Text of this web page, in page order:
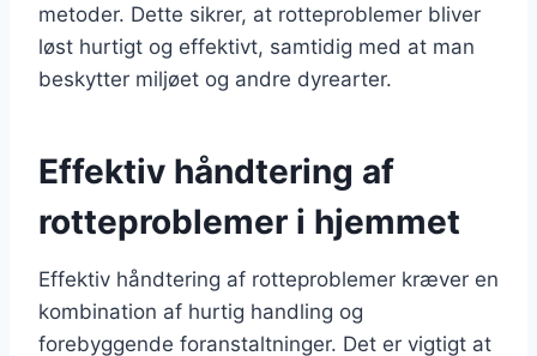
metoder. Dette sikrer, at rotteproblemer bliver
løst hurtigt og effektivt, samtidig med at man
beskytter miljøet og andre dyrearter.
Effektiv håndtering af
rotteproblemer i hjemmet
Effektiv håndtering af rotteproblemer kræver en
kombination af hurtig handling og
forebyggende foranstaltninger. Det er vigtigt at